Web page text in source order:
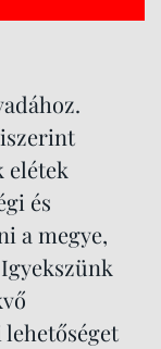
elétek
és
a megye,